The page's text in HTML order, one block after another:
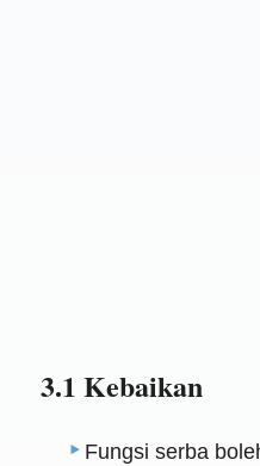
3.1 Kebaikan
Fungsi serba